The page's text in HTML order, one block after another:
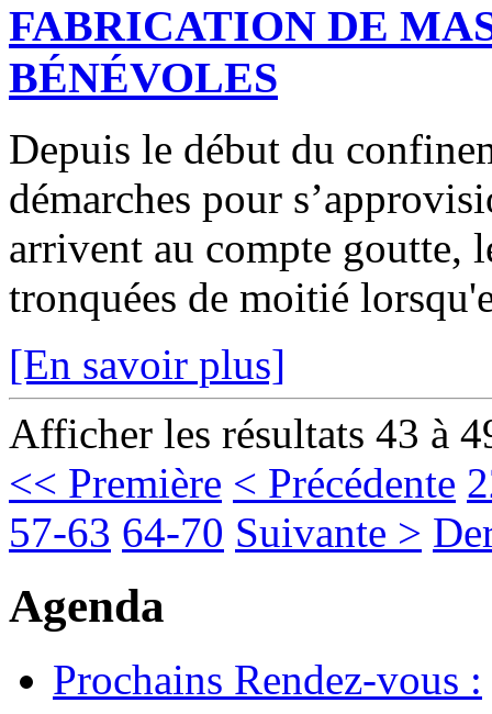
FABRICATION DE
BÉNÉVOLES
Depuis le début du
démarches pour
arrivent au compte goutte,
tronquées de moitié
[En savoir plus]
Afficher les résultats 43 à
<< Première < Précédente
57-63 64-70 Suivante >
Agenda
Prochains Rendez-vous :